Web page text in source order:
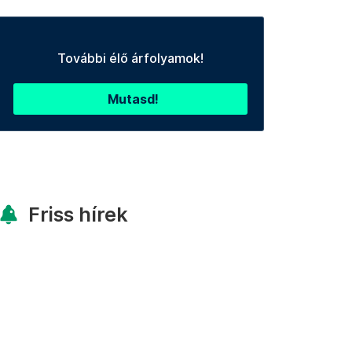
További élő árfolyamok!
Mutasd!
Friss hírek